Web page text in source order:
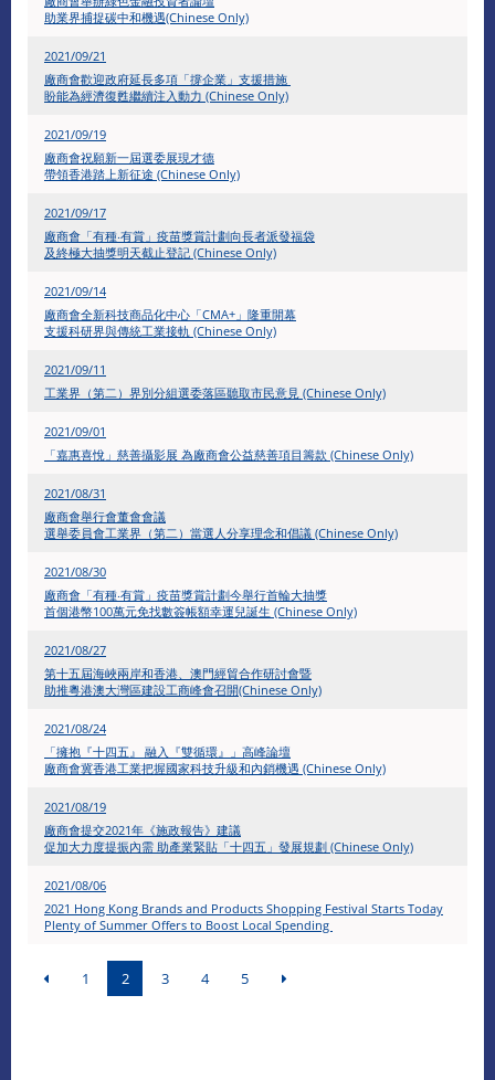
助業界捕捉碳中和機遇(Chinese Only)
2021/09/21
廠商會歡迎政府延長多項「撐企業」支援措施
盼能為經濟復甦繼續注入動力 (Chinese Only)
2021/09/19
廠商會祝願新一屆選委展現才德
帶領香港踏上新征途 (Chinese Only)
2021/09/17
廠商會「有種‧有賞」疫苗獎賞計劃向長者派發福袋
及終極大抽獎明天截止登記 (Chinese Only)
2021/09/14
廠商會全新科技商品化中心「CMA+」隆重開幕
支援科研界與傳統工業接軌 (Chinese Only)
2021/09/11
工業界（第二）界別分組選委落區聽取市民意見 (Chinese Only)
2021/09/01
「嘉惠喜悅」慈善攝影展 為廠商會公益慈善項目籌款 (Chinese Only)
2021/08/31
廠商會舉行會董會會議
選舉委員會工業界（第二）當選人分享理念和倡議 (Chinese Only)
2021/08/30
廠商會「有種‧有賞」疫苗獎賞計劃今舉行首輪大抽獎
​首個港幣100萬元免找數簽帳額幸運兒誕生 (Chinese Only)
2021/08/27
​第十五屆海峽兩岸和香港、澳門經貿合作研討會暨
助推粵港澳大灣區建設工商峰會召開(Chinese Only)
2021/08/24
「擁抱『十四五』 融入『雙循環』」高峰論壇
廠商會冀香港工業把握國家科技升級和內銷機遇 (Chinese Only)
2021/08/19
廠商會提交2021年《施政報告》建議
促加大力度提振內需 助產業緊貼「十四五」發展規劃 (Chinese Only)
2021/08/06
2021 Hong Kong Brands and Products Shopping Festival Starts Today
Plenty of Summer Offers to Boost Local Spending
1 2 3 4 5